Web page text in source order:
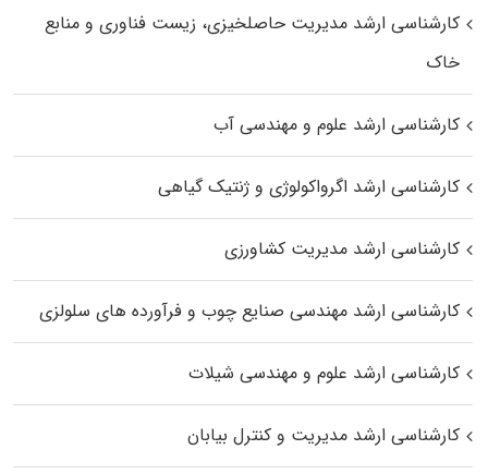
کارشناسی ارشد مدیریت حاصلخیزی، زیست فناوری و منابع
خاک
کارشناسی ارشد علوم و مهندسی آب
کارشناسی ارشد اگرواکولوژی و ژنتیک گیاهی
کارشناسی ارشد مدیریت کشاورزی
کارشناسی ارشد مهندسی صنایع چوب و فرآورده‌ های سلولزی
کارشناسی ارشد علوم و مهندسی شیلات
کارشناسی ارشد مدیریت و کنترل بیابان